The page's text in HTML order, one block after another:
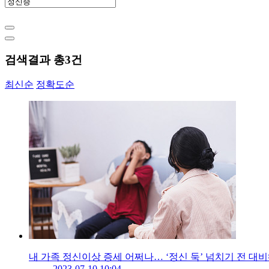
검색결과 총3건
최신순 정확도순
내 가족 정신이상 증세 어쩌나… ‘정신 둑’ 넘치기 전 대